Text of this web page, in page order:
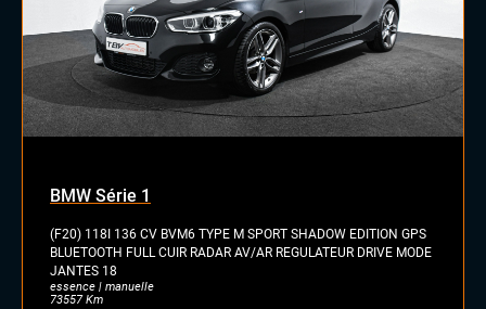
BMW Série 1
(F20) 118I 136 CV BVM6 TYPE M SPORT SHADOW EDITION GPS
BLUETOOTH FULL CUIR RADAR AV/AR REGULATEUR DRIVE MODE
JANTES 18
essence | manuelle
73557 Km